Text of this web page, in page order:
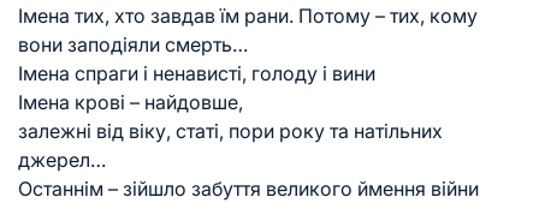
Імена тих, хто завдав їм рани. Потому – тих, кому
вони заподіяли смерть…
Імена спраги і ненависті, голоду і вини
Імена крові – найдовше,
залежні від віку, статі, пори року та натільних
джерел…
Останнім – зійшло забуття великого ймення війни